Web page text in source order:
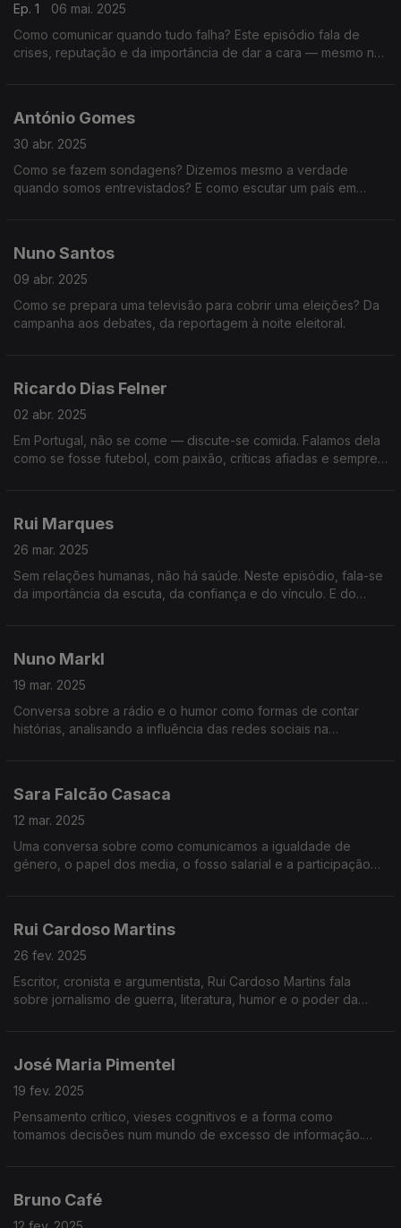
Ep. 1
06 mai. 2025
Como comunicar quando tudo falha? Este episódio fala de
crises, reputação e da importância de dar a cara — mesmo no
António Gomes
30 abr. 2025
Como se fazem sondagens? Dizemos mesmo a verdade
quando somos entrevistados? E como escutar um país em
Nuno Santos
09 abr. 2025
Como se prepara uma televisão para cobrir uma eleições? Da
campanha aos debates, da reportagem à noite eleitoral.
Ricardo Dias Felner
02 abr. 2025
Em Portugal, não se come — discute-se comida. Falamos dela
como se fosse futebol, com paixão, críticas afiadas e sempre
Rui Marques
26 mar. 2025
Sem relações humanas, não há saúde. Neste episódio, fala-se
da importância da escuta, da confiança e do vínculo. E do
Nuno Markl
19 mar. 2025
Conversa sobre a rádio e o humor como formas de contar
histórias, analisando a influência das redes sociais na
Sara Falcão Casaca
12 mar. 2025
Uma conversa sobre como comunicamos a igualdade de
género, o papel dos media, o fosso salarial e a participação
Rui Cardoso Martins
26 fev. 2025
Escritor, cronista e argumentista, Rui Cardoso Martins fala
sobre jornalismo de guerra, literatura, humor e o poder da
José Maria Pimentel
19 fev. 2025
Pensamento crítico, vieses cognitivos e a forma como
tomamos decisões num mundo de excesso de informação.
Bruno Café